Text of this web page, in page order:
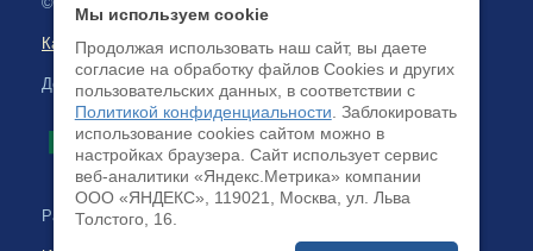
Карта сайта
Доступна оплата банковскими картами
Разработка сайта:
Мы используем cookie
Продолжая использовать наш сайт, вы даете
согласие на обработку файлов Cookies и других
пользовательских данных, в соответствии с
Политикой конфиденциальности . Заблокировать
использование cookies сайтом можно в
настройках браузера. Cайт использует сервис
веб-аналитики «Яндекс.Метрика» компании
ООО «ЯНДЕКС», 119021, Москва, ул. Льва
Толстого, 16.